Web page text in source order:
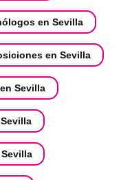
en Sevilla
en Sevilla
Sevilla